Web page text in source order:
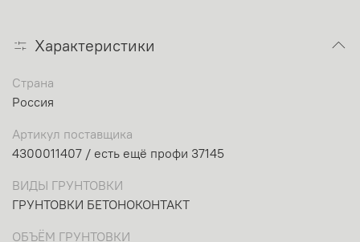
Характеристики
Страна
Россия
Артикул поставщика
4300011407 / есть ещё профи 37145
ВИДЫ ГРУНТОВКИ
ГРУНТОВКИ БЕТОНОКОНТАКТ
ОБЪЁМ ГРУНТОВКИ